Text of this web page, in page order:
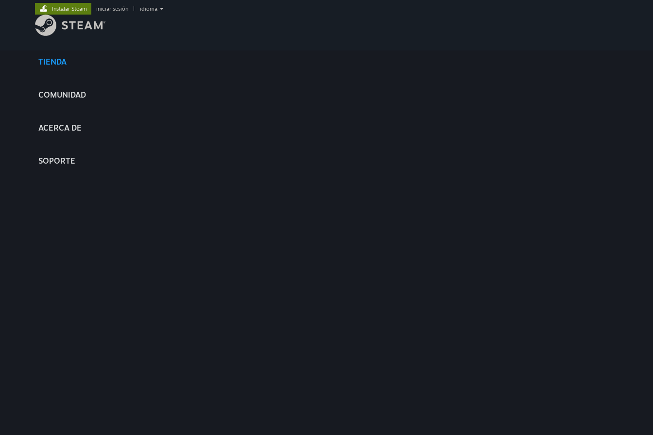
TIENDA
COMUNIDAD
ACERCA DE
SOPORTE
Instalar Steam iniciar sesión idioma